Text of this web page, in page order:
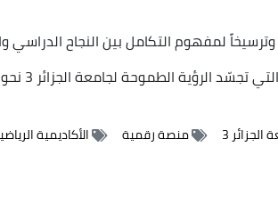
لمفهوم التكامل بين النجاح الدراسي
ويتصل ما تقدّم، بتعميق
3 منصة رقمية الأكاديمية